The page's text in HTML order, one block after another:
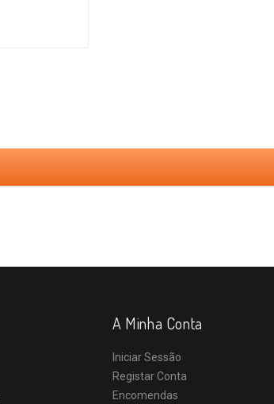
A Minha Conta
Iniciar Sessão
Registar Conta
Encomendas